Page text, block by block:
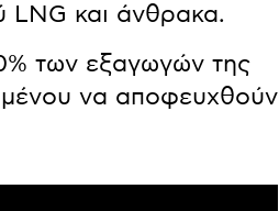
LNG και άνθρακα.
των εξαγωγών της
να αποφευχθούν